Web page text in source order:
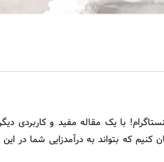
با یک مقاله مفید و کاربردی
که بتواند به درآمدزایی شما در